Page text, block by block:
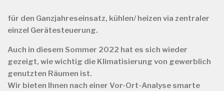
für den Ganzjahreseinsatz, kühlen/ heizen via zentraler
einzel Gerätesteuerung.
Auch in diesem Sommer 2022 hat es sich wieder
gezeigt, wie wichtig die Klimatisierung von gewerblich
genutzten Räumen ist.
Wir bieten Ihnen nach einer Vor-Ort-Analyse smarte